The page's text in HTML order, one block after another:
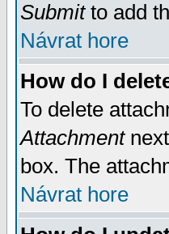
Submitto add
Návrat hore
How do I
To delete
Attachment
box. The
Návrat hore